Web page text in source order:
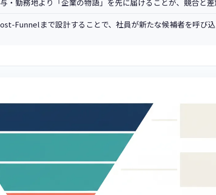
Funnelまで設計することで、社員が新たな候補者を呼び